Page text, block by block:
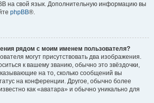
на свой язык. Дополнительную информацию вы
phpBB®.
рядом с моим именем пользователя?
могут присутствовать два изображения.
к вашему званию, обычно это звёздочки,
на то, сколько сообщений вы
на конференции. Другое, обычно более
как «аватара» и обычно уникально для